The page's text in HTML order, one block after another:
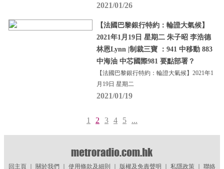
2021/01/26
【法國巴黎銀行特約：輪證大氣候】
2021年1月19日 星期二 朱子昭 李浩德
林恩Lynn |制裁三寶 ：941 中移動 883
中海油 中芯國際981 要點部署？
【法國巴黎銀行特約：輪證大氣候】2021年1
月19日 星期二
2021/01/19
1 2 3 4 5 ...
回主頁｜ 關於我們 使用條款及細則 版權及免責聲明 私隱政策｜ 聯絡